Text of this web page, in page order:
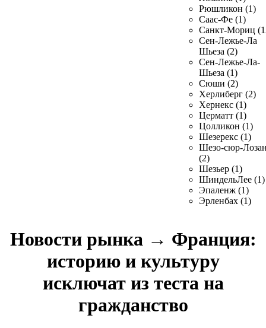
Рюшликон (1)
Саас-Фе (1)
Санкт-Мориц
Сен-Лежье-Ла
Шьеза (2)
Сен-Лежье-Ла-
Шьеза (1)
Сюши (2)
Херлиберг (2)
Хернекс (1)
Церматт (1)
Цолликон (1)
Шезерекс (1)
Шезо-сюр-
(2)
Шезьер (1)
ШиндельЛее (1)
Эпаленж (1)
Эрленбах (1)
Новости рынка → Франция:
историю и культуру
исключат из теста на
гражданство